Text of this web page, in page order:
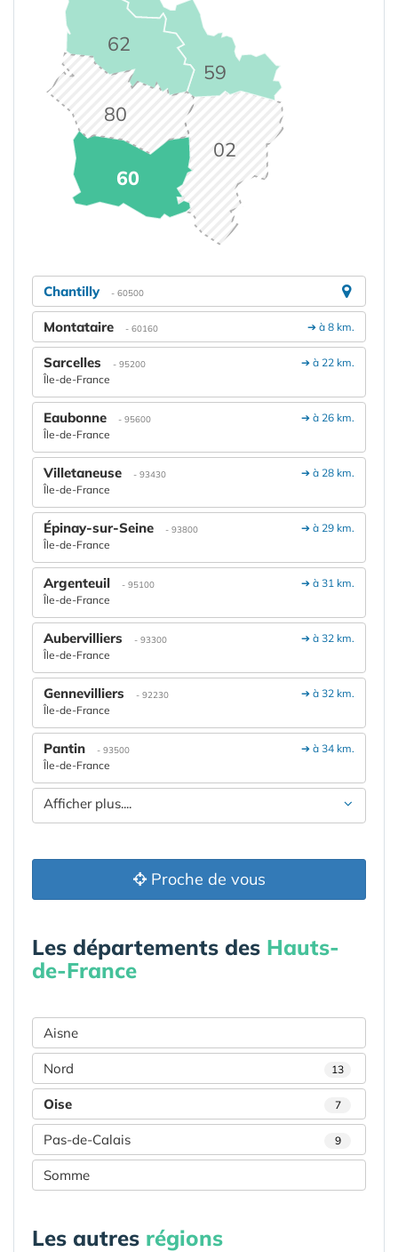
02
59
60
62
80
Chantilly - 60500
➔ à 8 km.
Montataire - 60160
➔ à 22 km.
Sarcelles - 95200
Île-de-France
➔ à 26 km.
Eaubonne - 95600
Île-de-France
➔ à 28 km.
Villetaneuse - 93430
Île-de-France
➔ à 29 km.
Épinay-sur-Seine - 93800
Île-de-France
➔ à 31 km.
Argenteuil - 95100
Île-de-France
➔ à 32 km.
Aubervilliers - 93300
Île-de-France
➔ à 32 km.
Gennevilliers - 92230
Île-de-France
➔ à 34 km.
Pantin - 93500
Île-de-France
Afficher plus....
Proche de vous
Les départements des Hauts-
de-France
Aisne
Nord 13
Oise 7
Pas-de-Calais 9
Somme
Les autres régions